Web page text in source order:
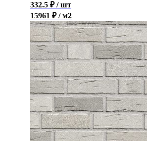
332.5 ₽ / шт
15961 ₽ / м2